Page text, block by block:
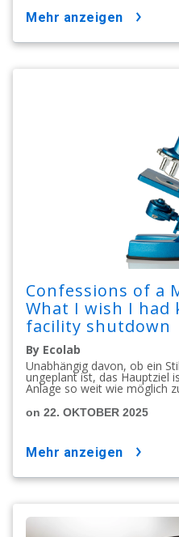
mehr anzeigen
Confessions of a
What I wish I
facility shutdown
By Ecolab
Unabhängig davon, ob ein
ungeplant ist, das Hauptziel
Anlage so weit wie möglich
on 22. OKTOBER 2025
mehr anzeigen